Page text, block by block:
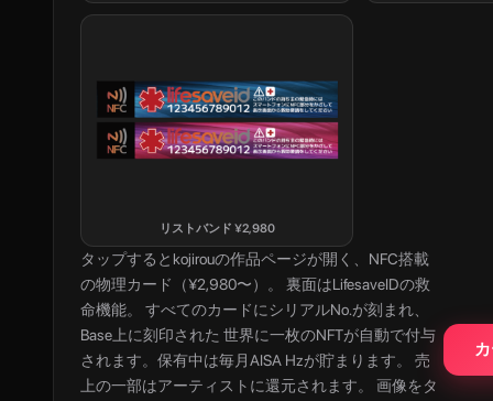
リストバンド ¥2,980
タップすると kojirouの作品ページが開く、NFC搭載
の物理カード（¥2,980〜）。 裏面はLifesaveIDの救
命機能。 すべてのカードにシリアルNo.が刻まれ、
Base上に刻印された 世界に一枚のNFTが自動で付与
されます。保有中は毎月AISA Hzが貯まります。 売
上の一部はアーティストに還元されます。 画像をタ